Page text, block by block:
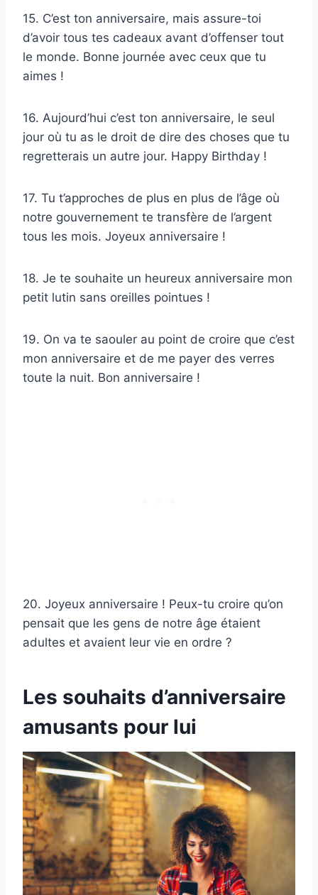
15. C’est ton anniversaire, mais assure-toi
d’avoir tous tes cadeaux avant d’offenser tout
le monde. Bonne journée avec ceux que tu
aimes !
16. Aujourd’hui c’est ton anniversaire, le seul
jour où tu as le droit de dire des choses que tu
regretterais un autre jour. Happy Birthday !
17. Tu t’approches de plus en plus de l’âge où
notre gouvernement te transfère de l’argent
tous les mois. Joyeux anniversaire !
18. Je te souhaite un heureux anniversaire mon
petit lutin sans oreilles pointues !
19. On va te saouler au point de croire que c’est
mon anniversaire et de me payer des verres
toute la nuit. Bon anniversaire !
20. Joyeux anniversaire ! Peux-tu croire qu’on
pensait que les gens de notre âge étaient
adultes et avaient leur vie en ordre ?
Les souhaits d’anniversaire
amusants pour lui